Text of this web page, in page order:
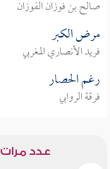
صالح بن فوزان الفوزان
مرض الكبر
فريد الأنصاري المغربي
رغم الحصار
فرقة الروابي
عدد مرات